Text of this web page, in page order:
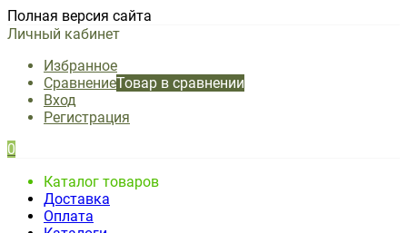
Полная версия сайта
Личный кабинет
Избранное
СравнениеТовар в сравнении
Вход
Регистрация
0
Каталог товаров
Доставка
Оплата